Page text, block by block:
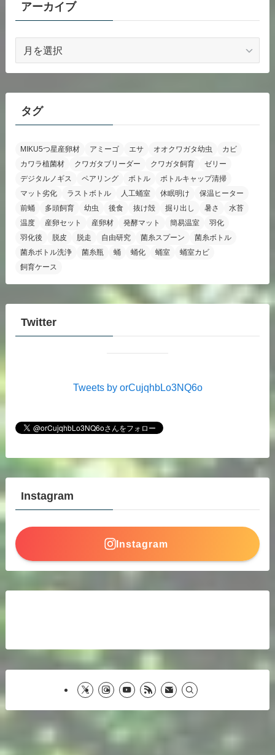
アーカイブ
カ
イ
タグ
MIKU5つ星産卵材 アミーゴ エサ オオクワガタ幼虫
カビ
カワラ植菌材
クワガタブリーダー クワガタ飼育
ゼリー
デジタルノギス
ペアリング ボトル
ボトルキャップ清掃
マット劣化
ラストボトル 人工蛹室 休眠明け
保温ヒーター
前蛹
多頭飼育 幼虫 後食 抜け殻 掘り出し 暑さ
水苔
温度
産卵セット 産卵材 発酵マット 簡易温室
羽化
羽化後
脱皮 脱走 自由研究 菌糸スプーン
菌糸ボトル
菌糸ボトル洗浄
菌糸瓶 蛹 蛹化 蛹室
蛹室カビ
飼育ケース
Twitter
Tweets by orCujqhbLo3NQ6o
Instagram
Instagram